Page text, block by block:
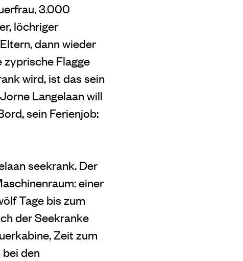
3.000
löchriger
dann wieder
zyprische Flagge
wird, ist das sein
Langelaan will
sein Ferienjob:
seekrank. Der
einer
Tage bis zum
der Seekranke
Zeit zum
den